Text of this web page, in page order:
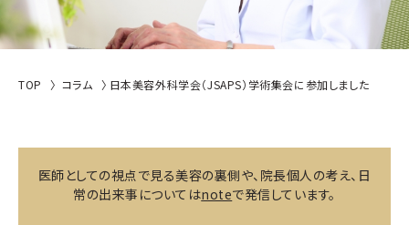
TOP コラム 日本美容外科学会（JSAPS）学術集会に参加しました
医師としての視点で見る美容の裏側や、院長個人の考え、日
常の出来事についてはnoteで発信しています。